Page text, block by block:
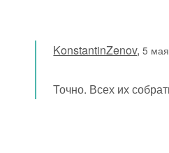
KonstantinZenov,5
Точно. Всех их